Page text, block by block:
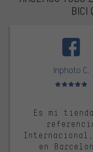
BICI
Inphoto C.
Valoración
Es mi
en